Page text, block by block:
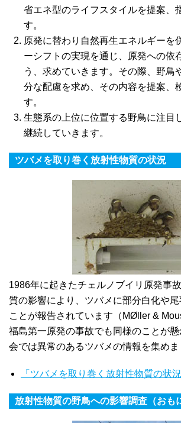
省エネ型のライフスタイルを提案、
す。
原発に替わり自然再生エネルギーを
ーシフトの実現を通じ、原発への依
う、求めていきます。その際、野鳥
分な配慮を求め、その内容を提案、
す。
生態系の上位に位置する野鳥に注目
継続していきます。
ツバメを取り巻く放射性物質の状況
1986年に起きたチェルノブイリ原発事
質の影響により、ツバメに部分白化や
ことが報告されています（MØller &
福島第一原発の事故でも同様のことが
会では異常のあるツバメの情報を集めま
「ツバメを取り巻く放射性物質の状
放射性物質の野鳥への影響調査（おも